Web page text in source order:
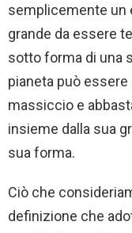
semplicemente un
grande da essere
sotto forma di una
pianeta può
massiccio e
insieme dalla sua
sua forma.
Ciò che
definizione che